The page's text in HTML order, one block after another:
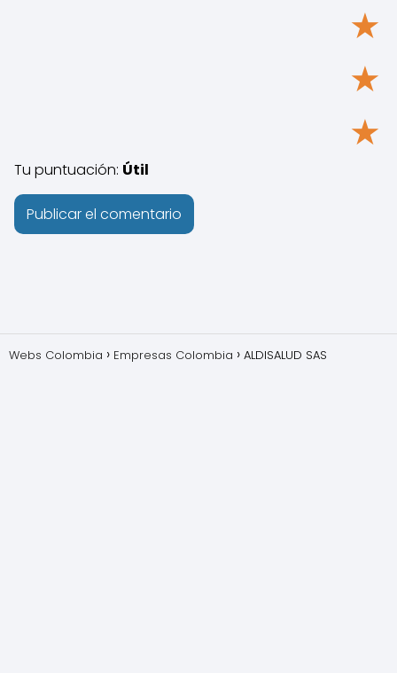
★
★
★
Tu puntuación: Útil
Webs Colombia Empresas Colombia ALDISALUD SAS